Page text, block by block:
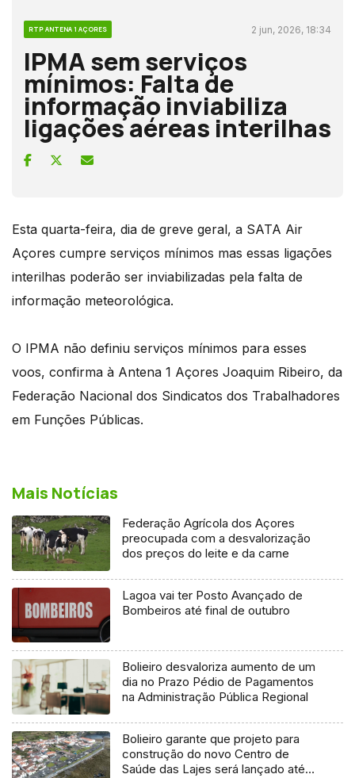
RTP ANTENA 1 AÇORES 2 jun, 2026, 18:34
IPMA sem serviços
mínimos: Falta de
informação inviabiliza
ligações aéreas interilhas
Esta quarta-feira, dia de greve geral, a SATA Air
Açores cumpre serviços mínimos mas essas ligações
interilhas poderão ser inviabilizadas pela falta de
informação meteorológica.
O IPMA não definiu serviços mínimos para esses
voos, confirma à Antena 1 Açores Joaquim Ribeiro, da
Federação Nacional dos Sindicatos dos Trabalhadores
em Funções Públicas.
Mais Notícias
Federação Agrícola dos Açores
preocupada com a desvalorização
dos preços do leite e da carne
Lagoa vai ter Posto Avançado de
Bombeiros até final de outubro
Bolieiro desvaloriza aumento de um
dia no Prazo Pédio de Pagamentos
na Administração Pública Regional
Bolieiro garante que projeto para
construção do novo Centro de
Saúde das Lajes será lançado até